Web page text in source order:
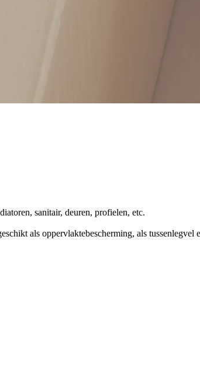
sanitair, deuren, profielen, etc.
als oppervlaktebescherming, als tussenlegvel